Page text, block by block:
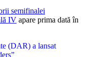
semifinalei
IV apare prima dată în
(DAR) a lansat